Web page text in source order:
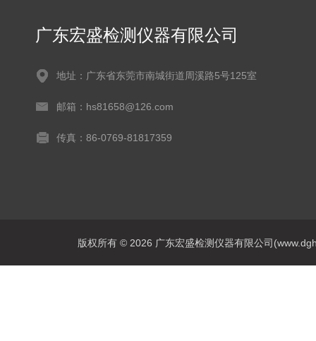
广东宏盛检测仪器有限公司
地址：广东省东莞市南城街道周溪路5号125室
邮箱：hs81658@126.com
传真：86-0769-81817359
版权所有 © 2026 广东宏盛检测仪器有限公司